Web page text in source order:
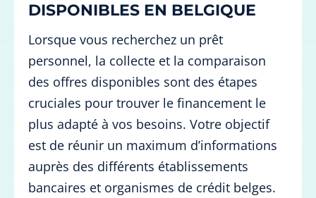
DISPONIBLES EN BELGIQUE
Lorsque vous recherchez un prêt
personnel, la collecte et la comparaison
des offres disponibles sont des étapes
cruciales pour trouver le financement le
plus adapté à vos besoins. Votre objectif
est de réunir un maximum d’informations
auprès des différents établissements
bancaires et organismes de crédit belges.